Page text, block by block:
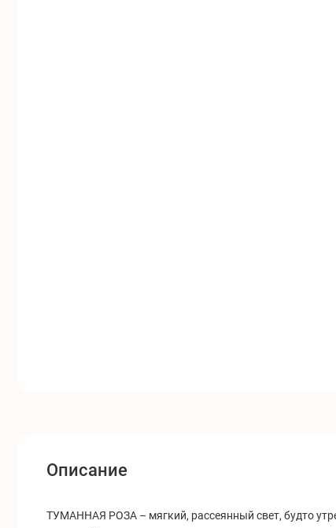
Описание
ТУМАННАЯ РОЗА – мягкий, рассеянный свет, будто